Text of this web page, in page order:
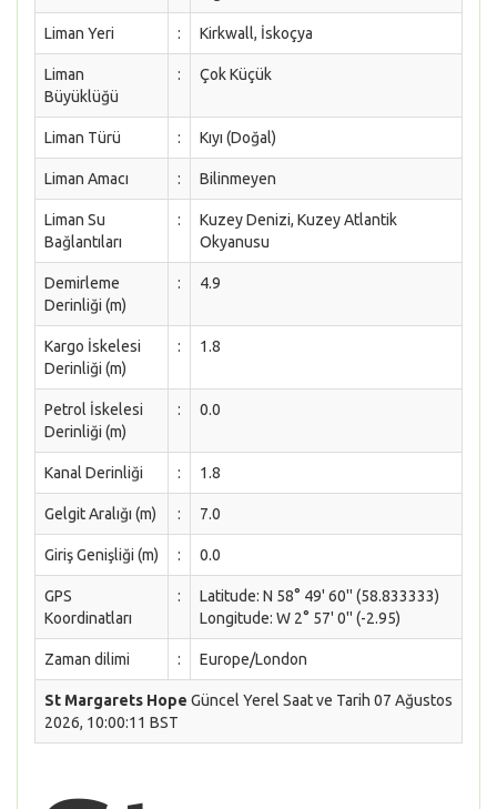
Liman Yeri : Kirkwall, İskoçya
Liman
Büyüklüğü
: Çok Küçük
Liman Türü : Kıyı (Doğal)
Liman Amacı : Bilinmeyen
Liman Su
Bağlantıları
:
Kuzey Denizi, Kuzey Atlantik
Okyanusu
Demirleme
Derinliği (m)
: 4.9
Kargo İskelesi
Derinliği (m)
: 1.8
Petrol İskelesi
Derinliği (m)
: 0.0
Kanal Derinliği : 1.8
Gelgit Aralığı (m) : 7.0
Giriş Genişliği (m) : 0.0
GPS
Koordinatları
:
Latitude: N 58° 49' 60'' (58.833333)
Longitude: W 2° 57' 0'' (-2.95)
Zaman dilimi : Europe/London
St Margarets Hope Güncel Yerel Saat ve Tarih 07 Ağustos
2026, 10:00:11 BST